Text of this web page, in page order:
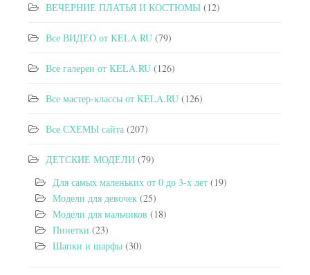
ВЕЧЕРНИЕ ПЛАТЬЯ И КОСТЮМЫ (12)
Все ВИДЕО от KELA.RU (79)
Все галереи от KELA.RU (126)
Все мастер-классы от KELA.RU (126)
Все СХЕМЫ сайта (207)
ДЕТСКИЕ МОДЕЛИ (79)
Для самых маленьких от 0 до 3-х лет (19)
Модели для девочек (25)
Модели для мальчиков (18)
Пинетки (23)
Шапки и шарфы (30)